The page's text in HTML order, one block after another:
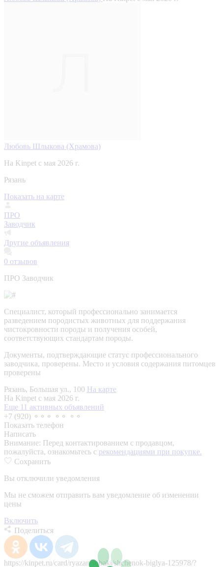
Любовь Шлыкова (Храмова)
На Kinpet c мая 2026 г.
Рязань
Показать на карте
ПРО
Заводчик
Другие объявления
0 отзывов
ПРО Заводчик
Специалист, который профессионально занимается
разведением породистых животных для поддержания
чистокровности породы и получения особей,
соответствующих стандартам породы.
Документы, подтверждающие статус профессионального
заводчика, проверены. Место и условия содержания питомцев
проверены
Рязань, Большая ул., 100 На карте
На Kinpet c мая 2026 г.
Еще 11 активных объявлений
+7 (920) ⚬⚬⚬ ⚬⚬ ⚬⚬
Показать телефон
Написать
Внимание: Перед контактированием с продавцом,
пожалуйста, ознакомьтесь с рекомендациями при покупке.
Сохранить
Вы отключили уведомления
Мы не сможем отправить вам уведомление об изменении
цены
Включить
Поделиться
https://kinpet.ru/card/ryazan/sobaki/shchenok-biglya-125978/?